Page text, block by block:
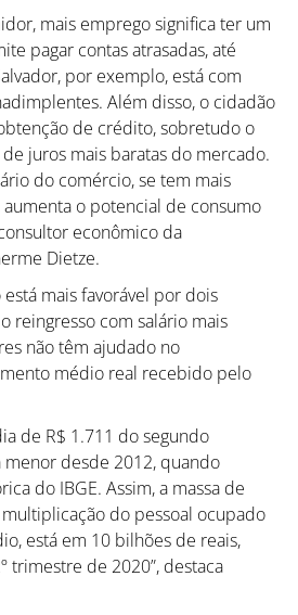
mais emprego significa ter um
pagar contas atrasadas, até
por exemplo, está com
Além disso, o cidadão
de crédito, sobretudo o
juros mais baratas do mercado.
do comércio, se tem mais
aumenta o potencial de consumo
econômico da
Dietze.
está mais favorável por dois
reingresso com salário mais
não têm ajudado no
médio real recebido pelo
de R$ 1.711 do segundo
desde 2012, quando
do IBGE. Assim, a massa de
do pessoal ocupado
está em 10 bilhões de reais,
trimestre de 2020”, destaca